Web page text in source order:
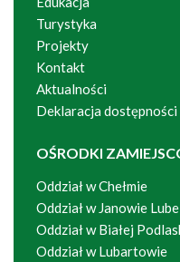
Turystyka
Projekty
Kontakt
Aktualności
Deklaracja dostępności
OŚRODKI
Oddział w Chełmie
Oddział w Janowie
Oddział w Białej
Oddział w Lubartowie